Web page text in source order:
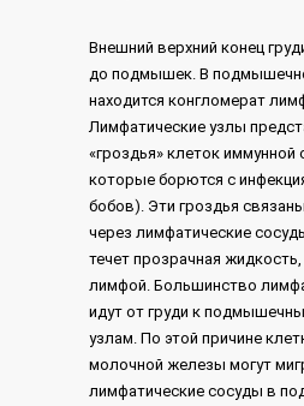
Внешний верхний конец
до подмышек. В
находится конгломерат
Лимфатические узлы
«гроздья» клеток иммунной
которые борются с
бобов). Эти гроздья
через лимфатические
течет прозрачная
лимфой. Большинство
идут от груди к
узлам. По этой причине
молочной железы могут
лимфатические сосуды в